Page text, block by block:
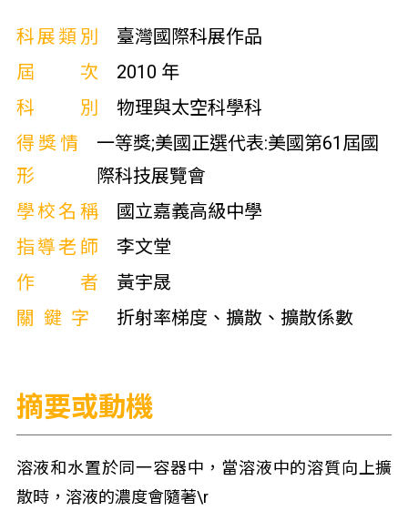
科展類別
臺灣國際科展作品
屆次
2010 年
科別
物理與太空科學科
得獎情
形
一等獎;美國正選代表:美國第61屆國
際科技展覽會
學校名稱
國立嘉義高級中學
指導老師
李文堂
作者
黃宇晟
關鍵字
折射率梯度、擴散、擴散係數
摘要或動機
溶液和水置於同一容器中，當溶液中的溶質向上擴
散時，溶液的濃度會隨著\r